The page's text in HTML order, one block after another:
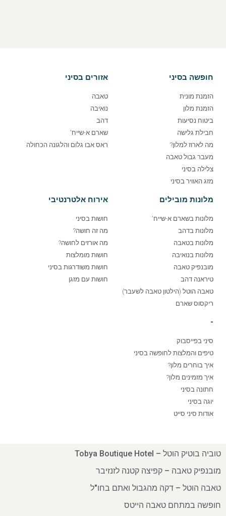
חופשה בסיני
הזמנת מונית
הזמנת מלון
ביטוח נסיעות
חבילת גלישה
מה לארוז למלון?
מעבר גבול טאבה
צלילה בסיני
מזג האוויר בסיני
אזורים בסיני
טאבה
נואיבה
דהב
שארם א-שייח'
ראס אבו גלום והלגונה הכחולה
מלונות מובילים
מלונות בשארם א-שייח'
מלונות בדהב
מלונות בטאבה
מלונות בנואיבה
מובנפיק טאבה
טיראנה דהב
טאבה הוטל (הילטון טאבה לשעבר)
ריקסוס שארם
אירוח אלטרנטיבי
חושות בסיני
מה זה חושה?
מה אורזים לחושה?
חושות מומלצות
חושות משודרגות בסיני
חושות עם מזגן
-
סיני בפייסבוק
טיפים והמלצות לחופשה בסיני
איך בוחרים מלון?
איך מזמינים מלון?
חתונה בסיני
יוגה בסיני
אודות סיני סייט
טוביה בוטיק הוטל – Tobya Boutique Hotel
מובנפיק טאבה – קפיצה קטנה לזנזיבר
טאבה הוטל – דקה מהגבול ואתם בחו"ל
חופשה במתחם טאבה הייטס